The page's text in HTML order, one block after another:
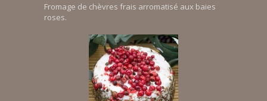
Fromage de chèvres frais arromatisé aux baies
roses.